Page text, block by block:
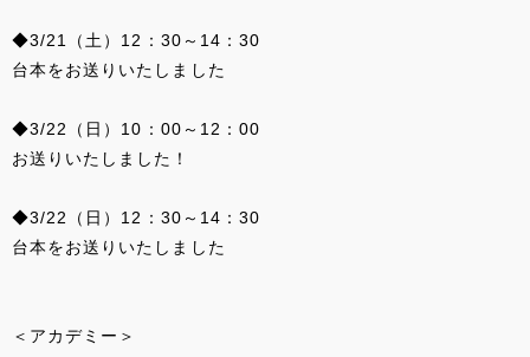
◆3/21（土）12：30～14：30
台本をお送りいたしました
◆3/22（日）10：00～12：00
お送りいたしました！
◆3/22（日）12：30～14：30
台本をお送りいたしました
＜アカデミー＞